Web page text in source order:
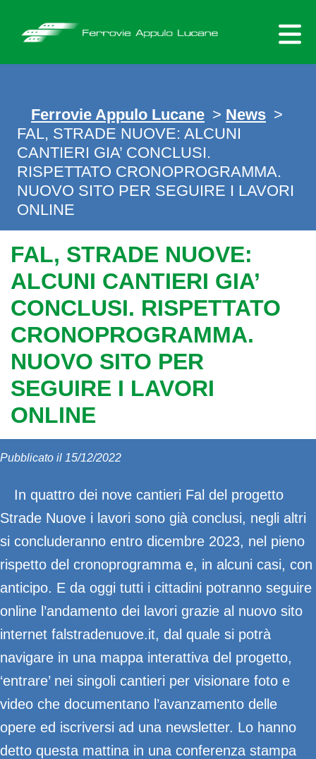
content
Ferrovie Appulo Lucane > News >
FAL, STRADE NUOVE: ALCUNI
CANTIERI GIA’ CONCLUSI.
RISPETTATO CRONOPROGRAMMA.
NUOVO SITO PER SEGUIRE I LAVORI
ONLINE
FAL, STRADE NUOVE:
ALCUNI CANTIERI GIA’
CONCLUSI. RISPETTATO
CRONOPROGRAMMA.
NUOVO SITO PER
SEGUIRE I LAVORI
ONLINE
Pubblicato il 15/12/2022
In quattro dei nove cantieri Fal del progetto
Strade Nuove i lavori sono già conclusi, negli altri
si concluderanno entro dicembre 2023, nel pieno
rispetto del cronoprogramma e, in alcuni casi, con
anticipo. E da oggi tutti i cittadini potranno seguire
online l’andamento dei lavori grazie al nuovo sito
internet falstradenuove.it, dal quale si potrà
navigare in una mappa interattiva del progetto,
‘entrare’ nei singoli cantieri per visionare foto e
video che documentano l’avanzamento delle
opere ed iscriversi ad una newsletter. Lo hanno
detto questa mattina in una conferenza stampa